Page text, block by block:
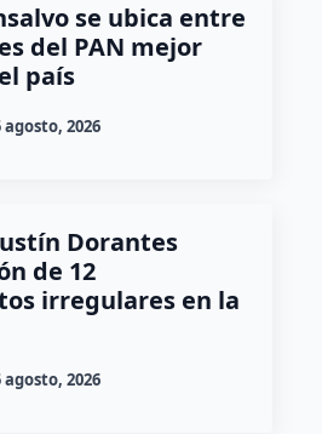
se ubica entre
del PAN mejor
país
agosto, 2026
Dorantes
de 12
irregulares en la
agosto, 2026